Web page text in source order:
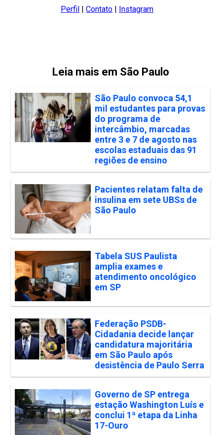
Perfil |Contato | Instagram
Leia mais em São Paulo
São Paulo convoca 54,1
mil estudantes para provas
do programa de
intercâmbio, marcadas
entre 3 e 7 de agosto nas
escolas estaduais das 91
regiões de ensino
Pacientes relatam falta de
insulina em sete UBSs de
São Paulo
Tabela SUS Paulista
amplia exames e
atendimento oncológico
em SP
Federação PSDB-
Cidadania decide lançar
candidatura majoritária
em São Paulo após
desistência de Paulo Serra
Governo de SP entrega
estação Washington Luís e
conclui 1ª etapa da Linha
17-Ouro